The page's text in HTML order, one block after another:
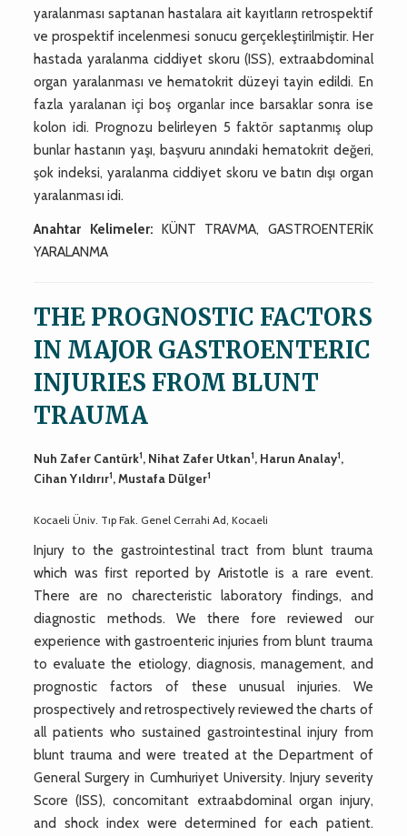
yaralanması saptanan hastalara ait kayıtların retrospektif
ve prospektif incelenmesi sonucu gerçekleştirilmiştir. Her
hastada yaralanma ciddiyet skoru (ISS), extraabdominal
organ yaralanması ve hematokrit düzeyi tayin edildi. En
fazla yaralanan içi boş organlar ince barsaklar sonra ise
kolon idi. Prognozu belirleyen 5 faktör saptanmış olup
bunlar hastanın yaşı, başvuru anındaki hematokrit değeri,
şok indeksi, yaralanma ciddiyet skoru ve batın dışı organ
yaralanması idi.
Anahtar Kelimeler: KÜNT TRAVMA, GASTROENTERİK
YARALANMA
THE PROGNOSTIC FACTORS
IN MAJOR GASTROENTERIC
INJURIES FROM BLUNT
TRAUMA
Nuh Zafer Cantürk1, Nihat Zafer Utkan1, Harun Analay1,
Cihan Yıldırır1, Mustafa Dülger1
Kocaeli Üniv. Tıp Fak. Genel Cerrahi Ad, Kocaeli
Injury to the gastrointestinal tract from blunt trauma
which was first reported by Aristotle is a rare event.
There are no charecteristic laboratory findings, and
diagnostic methods. We there fore reviewed our
experience with gastroenteric injuries from blunt trauma
to evaluate the etiology, diagnosis, management, and
prognostic factors of these unusual injuries. We
prospectively and retrospectively reviewed the charts of
all patients who sustained gastrointestinal injury from
blunt trauma and were treated at the Department of
General Surgery in Cumhuriyet University. Injury severity
Score (ISS), concomitant extraabdominal organ injury,
and shock index were determined for each patient.